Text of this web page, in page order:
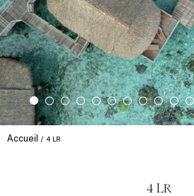
Accueil 4 LR
4 LR